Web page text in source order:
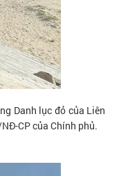
Danh lục đỏ của Liên
CP của Chính phủ.